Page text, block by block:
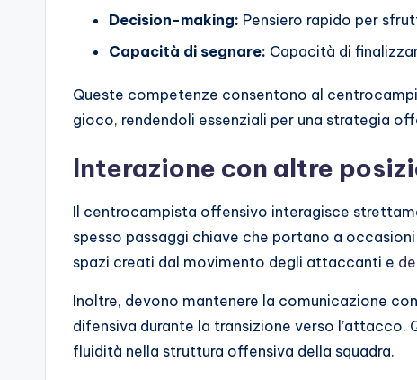
Decision-making: Pensiero rapido per
Capacità di segnare: Capacità di
Queste competenze consentono al
gioco, rendendoli essenziali per una strategia
Interazione con altre
Il centrocampista offensivo interagisce
spesso passaggi chiave che portano a
spazi creati dal movimento degli attaccanti e
Inoltre, devono mantenere la comunicazione
difensiva durante la transizione verso
fluidità nella struttura offensiva della squadra.